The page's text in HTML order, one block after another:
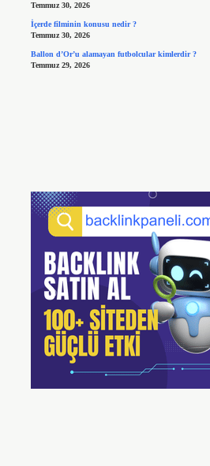
Temmuz 30, 2026
İçerde filminin konusu nedir ?
Temmuz 30, 2026
Ballon d’Or’u alamayan futbolcular kimlerdir ?
Temmuz 29, 2026